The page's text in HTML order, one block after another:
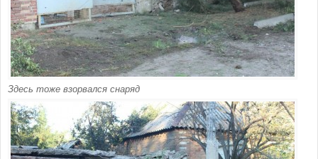
Здесь тоже взорвался снаряд